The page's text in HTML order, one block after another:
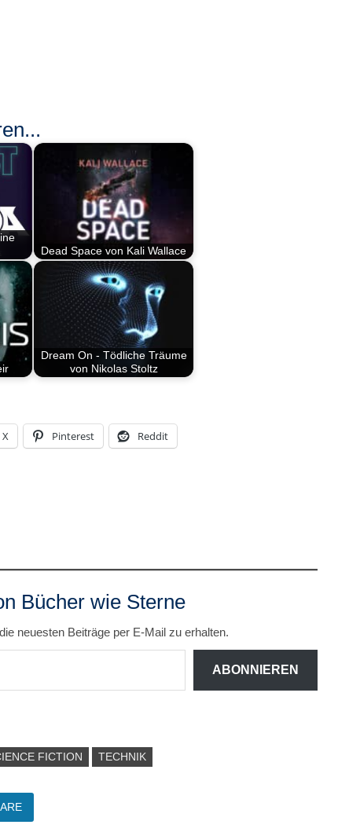
Dead Space von Kali Wallace
Dream On - Tödliche Träume
von Nikolas Stoltz
X Pinterest Reddit
Bücher wie Sterne
neuesten Beiträge per E-Mail zu erhalten.
ABONNIEREN
FICTION TECHNIK